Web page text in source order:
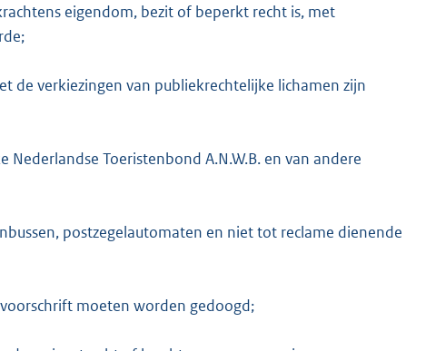
eigendom, bezit of beperkt recht is, met
de verkiezingen van publiekrechtelijke lichamen zijn
Toeristenbond A.N.W.B. en van andere
postzegelautomaten en niet tot reclame dienende
moeten worden gedoogd;